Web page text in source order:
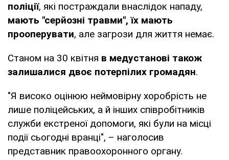
поліції, які постраждали внаслідок нападу,
мають "серйозні травми", їх мають
прооперувати, але загрози для життя немає.
Станом на 30 квітня в медустанові також
залишалися двоє потерпілих громадян.
"Я високо оцінюю неймовірну хоробрість не
лише поліцейських, а й інших співробітників
служби екстреної допомоги, які були на місці
події сьогодні вранці", – наголосив
представник правоохоронного органу.